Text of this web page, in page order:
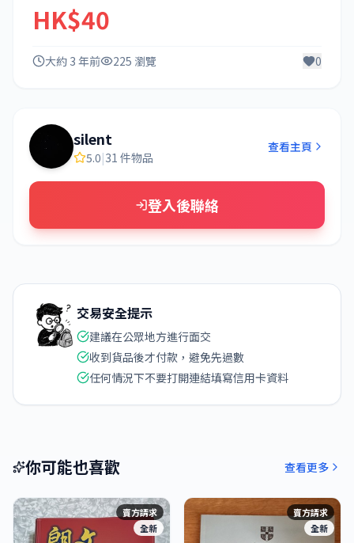
HK$40
大約 3 年前 225 瀏覽 0
silent
5.0|31 件物品
查看主頁
登入後聯絡
交易安全提示
建議在公眾地方進行面交
收到貨品後才付款，避免先過數
任何情況下不要打開連結填寫信用卡資料
你可能也喜歡 查看更多
賣方請求
全新
賣方請求
全新